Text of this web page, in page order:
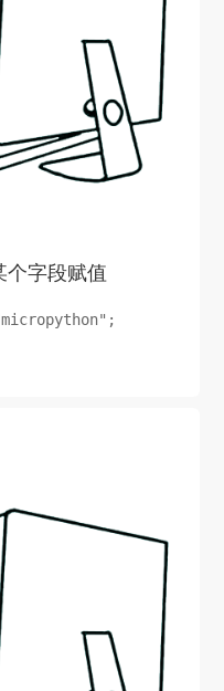
个字段赋值